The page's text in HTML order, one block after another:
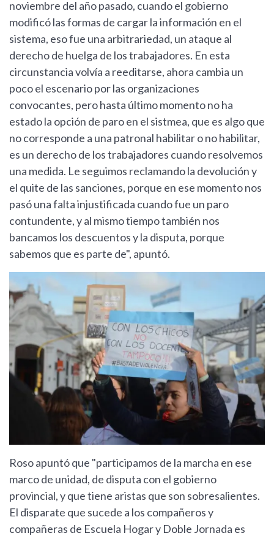
noviembre del año pasado, cuando el gobierno
modificó las formas de cargar la información en el
sistema, eso fue una arbitrariedad, un ataque al
derecho de huelga de los trabajadores. En esta
circunstancia volvía a reeditarse, ahora cambia un
poco el escenario por las organizaciones
convocantes, pero hasta último momento no ha
estado la opción de paro en el sistmea, que es algo que
no corresponde a una patronal habilitar o no habilitar,
es un derecho de los trabajadores cuando resolvemos
una medida. Le seguimos reclamando la devolución y
el quite de las sanciones, porque en ese momento nos
pasó una falta injustificada cuando fue un paro
contundente, y al mismo tiempo también nos
bancamos los descuentos y la disputa, porque
sabemos que es parte de", apuntó.
Roso apuntó que "participamos de la marcha en ese
marco de unidad, de disputa con el gobierno
provincial, y que tiene aristas que son sobresalientes.
El disparate que sucede a los compañeros y
compañeras de Escuela Hogar y Doble Jornada es